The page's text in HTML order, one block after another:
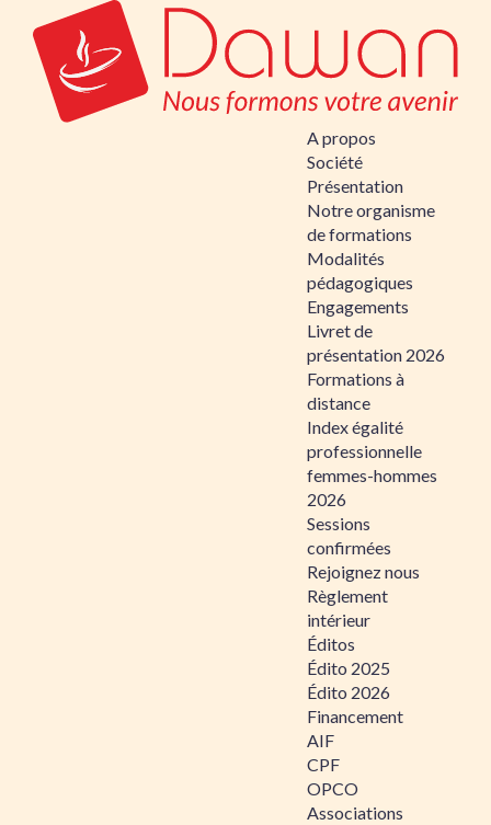
A propos
Société
Présentation
Notre organisme
de formations
Modalités
pédagogiques
Engagements
Livret de
présentation 2026
Formations à
distance
Index égalité
professionnelle
femmes-hommes
2026
Sessions
confirmées
Rejoignez nous
Règlement
intérieur
Éditos
Édito 2025
Édito 2026
Financement
AIF
CPF
OPCO
Associations